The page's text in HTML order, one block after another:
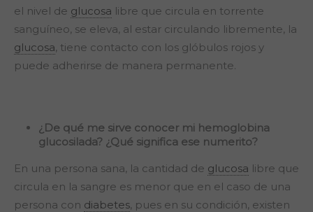
el nivel de glucosa libre que circula en torrente
sanguíneo, se eleva, al estar circulando libremente, la
glucosa, tiene contacto con los glóbulos rojos y
puede adherirse de manera permanente.
¿De qué me sirve conocer mi hemoglobina
glucosilada? ¿Qué significa ese numerito?
En una persona sana, la cantidad de glucosa libre que
circula en la sangre es menor que en el caso de una
persona con diabetes, pues en su condición, existen